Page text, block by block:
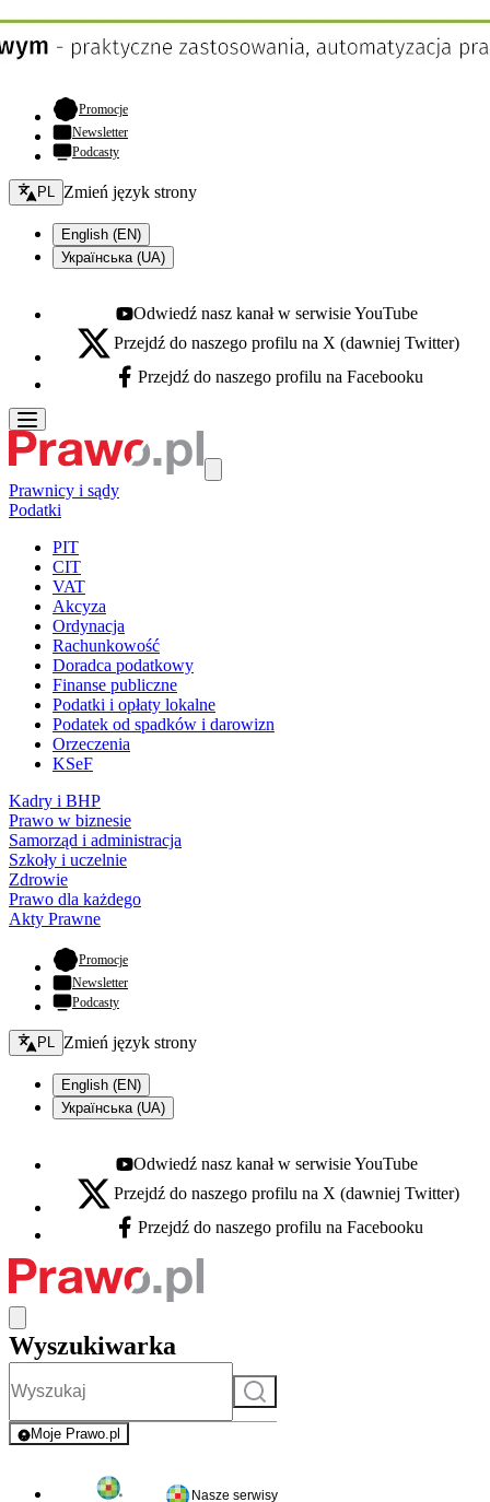
Promocje- otwiera się w nowej karcie
Newsletter
Podcasty
Zmień język - bieżący:
PL Zmień język strony
English (EN)
Українська (UA)
Youtube - otwiera się w nowej karcie
Odwiedź nasz kanał w serwisie YouTube
X - otwiera się w nowej karcie
Przejdź do naszego profilu na X (dawniej Twitter)
Facebook - otwiera się w nowej karcie
Przejdź do naszego profilu na Facebooku
Prawnicy i sądy
Podatki
PIT
CIT
VAT
Akcyza
Ordynacja
Rachunkowość
Doradca podatkowy
Finanse publiczne
Podatki i opłaty lokalne
Podatek od spadków i darowizn
Orzeczenia
KSeF
Kadry i BHP
Prawo w biznesie
Samorząd i administracja
Szkoły i uczelnie
Zdrowie
Prawo dla każdego
Akty Prawne
Promocje- otwiera się w nowej karcie
Newsletter
Podcasty
Zmień język - bieżący:
PL Zmień język strony
English (EN)
Українська (UA)
Youtube - otwiera się w nowej karcie
Odwiedź nasz kanał w serwisie YouTube
X - otwiera się w nowej karcie
Przejdź do naszego profilu na X (dawniej Twitter)
Facebook - otwiera się w nowej karcie
Przejdź do naszego profilu na Facebooku
Wyszukiwarka
Szukaj
Moje Prawo.pl
- rejestracja i logowanie do serwisu
Nasze serwisy